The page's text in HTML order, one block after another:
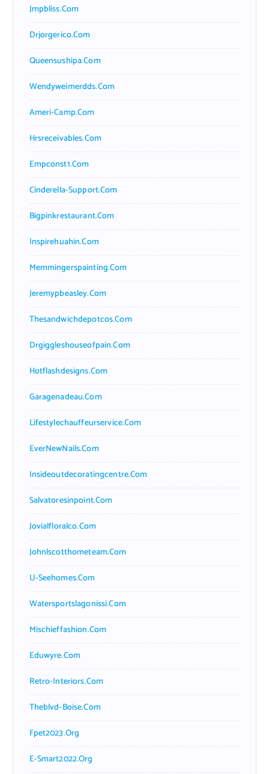
Jmpbliss.com
Drjorgerico.com
Queensushipa.com
Wendyweimerdds.com
Ameri-Camp.com
Hrsreceivables.com
Empconst1.com
Cinderella-Support.com
Bigpinkrestaurant.com
Inspirehuahin.com
Memmingerspainting.com
Jeremypbeasley.com
Thesandwichdepotcos.com
Drgiggleshouseofpain.com
Hotflashdesigns.com
Garagenadeau.com
Lifestylechauffeurservice.com
EverNewNails.com
Insideoutdecoratingcentre.com
Salvatoresinpoint.com
Jovialfloralco.com
Johnlscotthometeam.com
U-Seehomes.com
Watersportslagonissi.com
Mischieffashion.com
Eduwyre.com
Retro-Interiors.com
Theblvd-Boise.com
Fpet2023.org
E-Smart2022.org